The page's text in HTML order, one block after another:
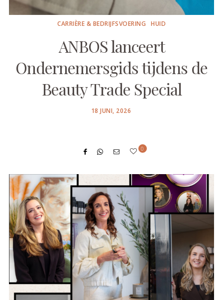
CARRIÈRE & BEDRIJFSVOERING HUID
ANBOS lanceert
Ondernemersgids tijdens de
Beauty Trade Special
POSTED
18 JUNI, 2026
0